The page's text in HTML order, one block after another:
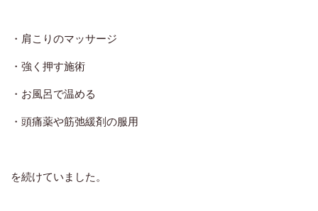
・肩こりのマッサージ
・強く押す施術
・お風呂で温める
・頭痛薬や筋弛緩剤の服用
を続けていました。